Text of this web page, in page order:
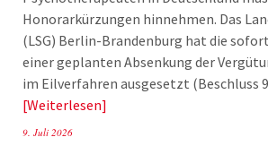
Honorarkürzungen hinnehmen. Das
(LSG) Berlin-Brandenburg hat die
einer geplanten Absenkung der
im Eilverfahren ausgesetzt (Beschluss
Weiterlesen
9. Juli 2026